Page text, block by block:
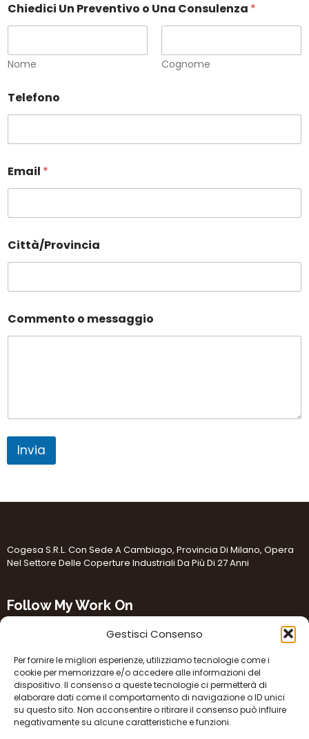
Gestisci Consenso
Per fornire le migliori esperienze, utilizziamo tecnologie come i
cookie per memorizzare e/o accedere alle informazioni del
dispositivo. Il consenso a queste tecnologie ci permetterà di
elaborare dati come il comportamento di navigazione o ID unici
su questo sito. Non acconsentire o ritirare il consenso può influire
negativamente su alcune caratteristiche e funzioni.
E
m
i
l
Chiedici Un Preventivo o Una Consulenza *
Nome Cognome
Telefono
Email *
Città/Provincia
Commento o messaggio
Invia
Cogesa S.r.l. Con Sede A Cambiago, Provincia Di Milano, Opera
Nel Settore Delle Coperture Industriali Da Più Di 27 Anni
Follow My Work On
Cambiago (MI) Via Guglielmo Oberdan 23 Sede Legale:
Milano (MI) Piazzale Giulio Cesare 9
info@cogesacoperture.it